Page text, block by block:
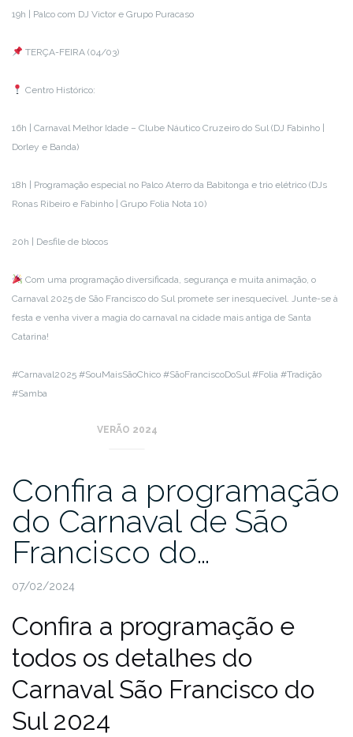
19h | Palco com DJ Victor e Grupo Puracaso
TERÇA-FEIRA (04/03)
Centro Histórico:
16h | Carnaval Melhor Idade – Clube Náutico Cruzeiro do Sul (DJ Fabinho |
Dorley e Banda)
18h | Programação especial no Palco Aterro da Babitonga e trio elétrico (DJs
Ronas Ribeiro e Fabinho | Grupo Folia Nota 10)
20h | Desfile de blocos
Com uma programação diversificada, segurança e muita animação, o
Carnaval 2025 de São Francisco do Sul promete ser inesquecível. Junte-se à
festa e venha viver a magia do carnaval na cidade mais antiga de Santa
Catarina!
#Carnaval2025 #SouMaisSãoChico #SãoFranciscoDoSul #Folia #Tradição
#Samba
VERÃO 2024
Confira a programação
do Carnaval de São
Francisco do…
07/02/2024
Confira a programação e
todos os detalhes do
Carnaval São Francisco do
Sul 2024